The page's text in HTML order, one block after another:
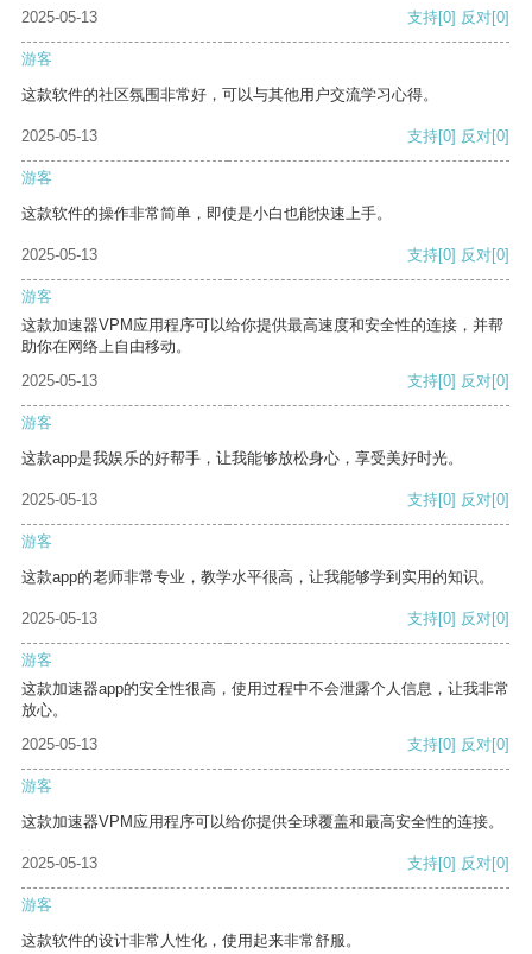
2025-05-13
支持[0] 反对[0]
游客
这款软件的社区氛围非常好，可以与其他用户交流学习心得。
2025-05-13 支持[0] 反对[0]
游客
这款软件的操作非常简单，即使是小白也能快速上手。
2025-05-13 支持[0] 反对[0]
游客
这款加速器VPM应用程序可以给你提供最高速度和安全性的连接，并帮
助你在网络上自由移动。
2025-05-13
支持[0] 反对[0]
游客
这款app是我娱乐的好帮手，让我能够放松身心，享受美好时光。
2025-05-13 支持[0] 反对[0]
游客
这款app的老师非常专业，教学水平很高，让我能够学到实用的知识。
2025-05-13 支持[0] 反对[0]
游客
这款加速器app的安全性很高，使用过程中不会泄露个人信息，让我非常
放心。
2025-05-13
支持[0] 反对[0]
游客
这款加速器VPM应用程序可以给你提供全球覆盖和最高安全性的连接。
2025-05-13 支持[0] 反对[0]
游客
这款软件的设计非常人性化，使用起来非常舒服。